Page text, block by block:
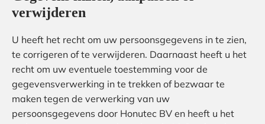
verwijderen
U heeft het recht om uw persoonsgegevens in te zien,
te corrigeren of te verwijderen. Daarnaast heeft u het
recht om uw eventuele toestemming voor de
gegevensverwerking in te trekken of bezwaar te
maken tegen de verwerking van uw
persoonsgegevens door Honutec BV en heeft u het